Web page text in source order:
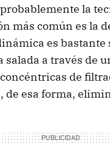
la
más común es la
es bastante
salada a través de
de
de esa forma,